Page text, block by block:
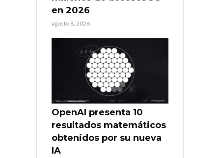
en 2026
agosto 8, 2026
OpenAI presenta 10
resultados matemáticos
obtenidos por su nueva
IA